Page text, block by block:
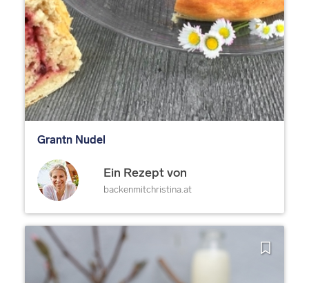
Grantn Nudel
Ein Rezept von
backenmitchristina.at